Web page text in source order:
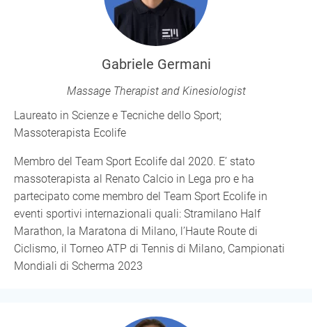
Gabriele Germani
Massage Therapist and Kinesiologist
Laureato in Scienze e Tecniche dello Sport;
Massoterapista Ecolife
Membro del Team Sport Ecolife dal 2020. E’ stato
massoterapista al Renato Calcio in Lega pro e ha
partecipato come membro del Team Sport Ecolife in
eventi sportivi internazionali quali: Stramilano Half
Marathon, la Maratona di Milano, l’Haute Route di
Ciclismo, il Torneo ATP di Tennis di Milano, Campionati
Mondiali di Scherma 2023